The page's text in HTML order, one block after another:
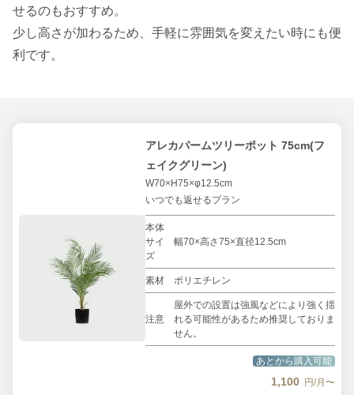
せるのもおすすめ。
少し高さが加わるため、手軽に雰囲気を変えたい時にも便
利です。
アレカパームツリーポット 75cm(フ
ェイクグリーン)
W70×H75×φ12.5cm
いつでも返せるプラン
本体
サイ
ズ
幅70×高さ75×直径12.5cm
素材 ポリエチレン
注意
屋外での設置は強風などにより強く揺
れる可能性があるため推奨しておりま
せん。
あとから購入可能
1,100 円/月〜